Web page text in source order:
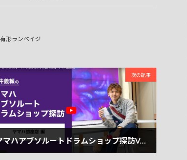
有形ランペイジ
次の記事
ヤマハアブソルートドラムショップ探訪Vol.6公開！！第6弾はヤマハ銀座店へ